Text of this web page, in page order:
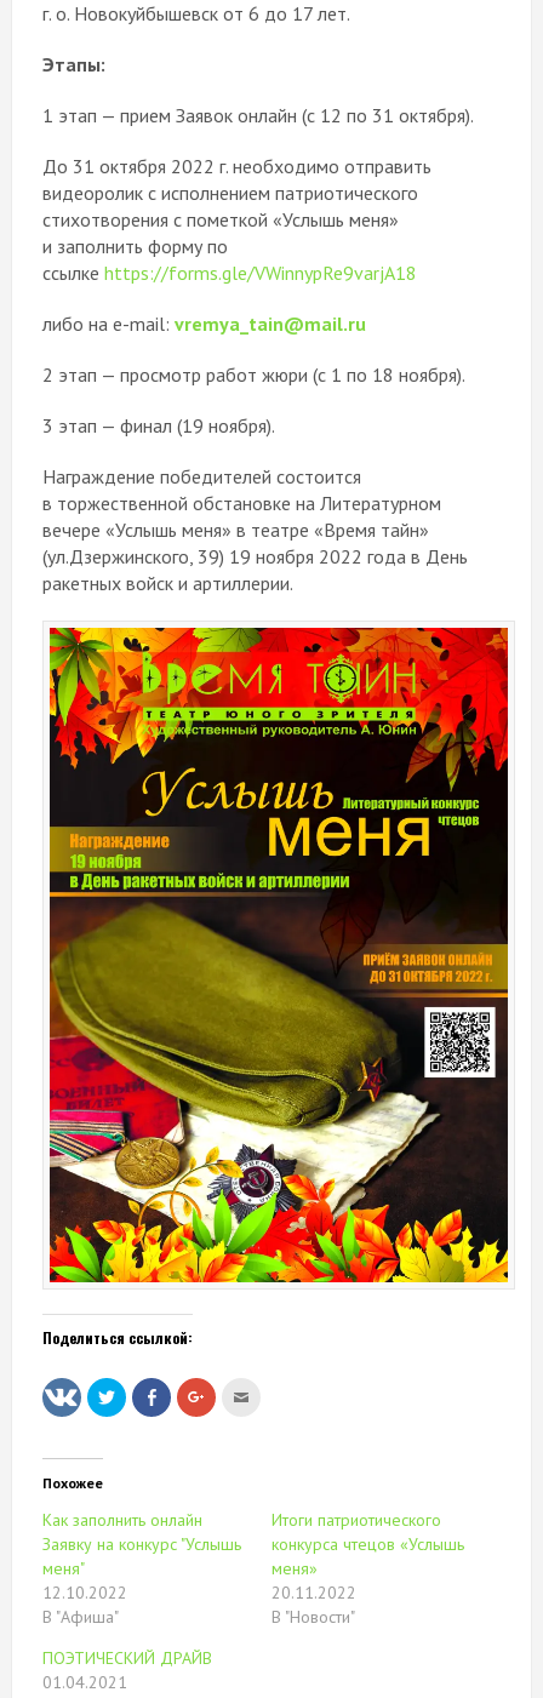
г. о. Новокуйбышевск от 6 до 17 лет.
Этапы:
1 этап — прием Заявок онлайн (с 12 по 31 октября).
До 31 октября 2022 г. необходимо отправить
видеоролик с исполнением патриотического
стихотворения с пометкой «Услышь меня»
и заполнить форму по
ссылке https://forms.gle/VWinnypRe9varjA18
либо на e-mail: vremya_tain@mail.ru
2 этап — просмотр работ жюри (с 1 по 18 ноября).
3 этап — финал (19 ноября).
Награждение победителей состоится
в торжественной обстановке на Литературном
вечере «Услышь меня» в театре «Время тайн»
(ул.Дзержинского, 39) 19 ноября 2022 года в День
ракетных войск и артиллерии.
Поделиться ссылкой:
Нажмите,
чтобы
поделиться
Нажмите
здесь,
чтобы
новом
окне)
Нажмите,
чтобы
Похожее
Как заполнить онлайн
Заявку на конкурс "Услышь
меня"
12.10.2022
В "Афиша"
Итоги патриотического
конкурса чтецов «Услышь
меня»
20.11.2022
В "Новости"
ПОЭТИЧЕСКИЙ ДРАЙВ
01.04.2021